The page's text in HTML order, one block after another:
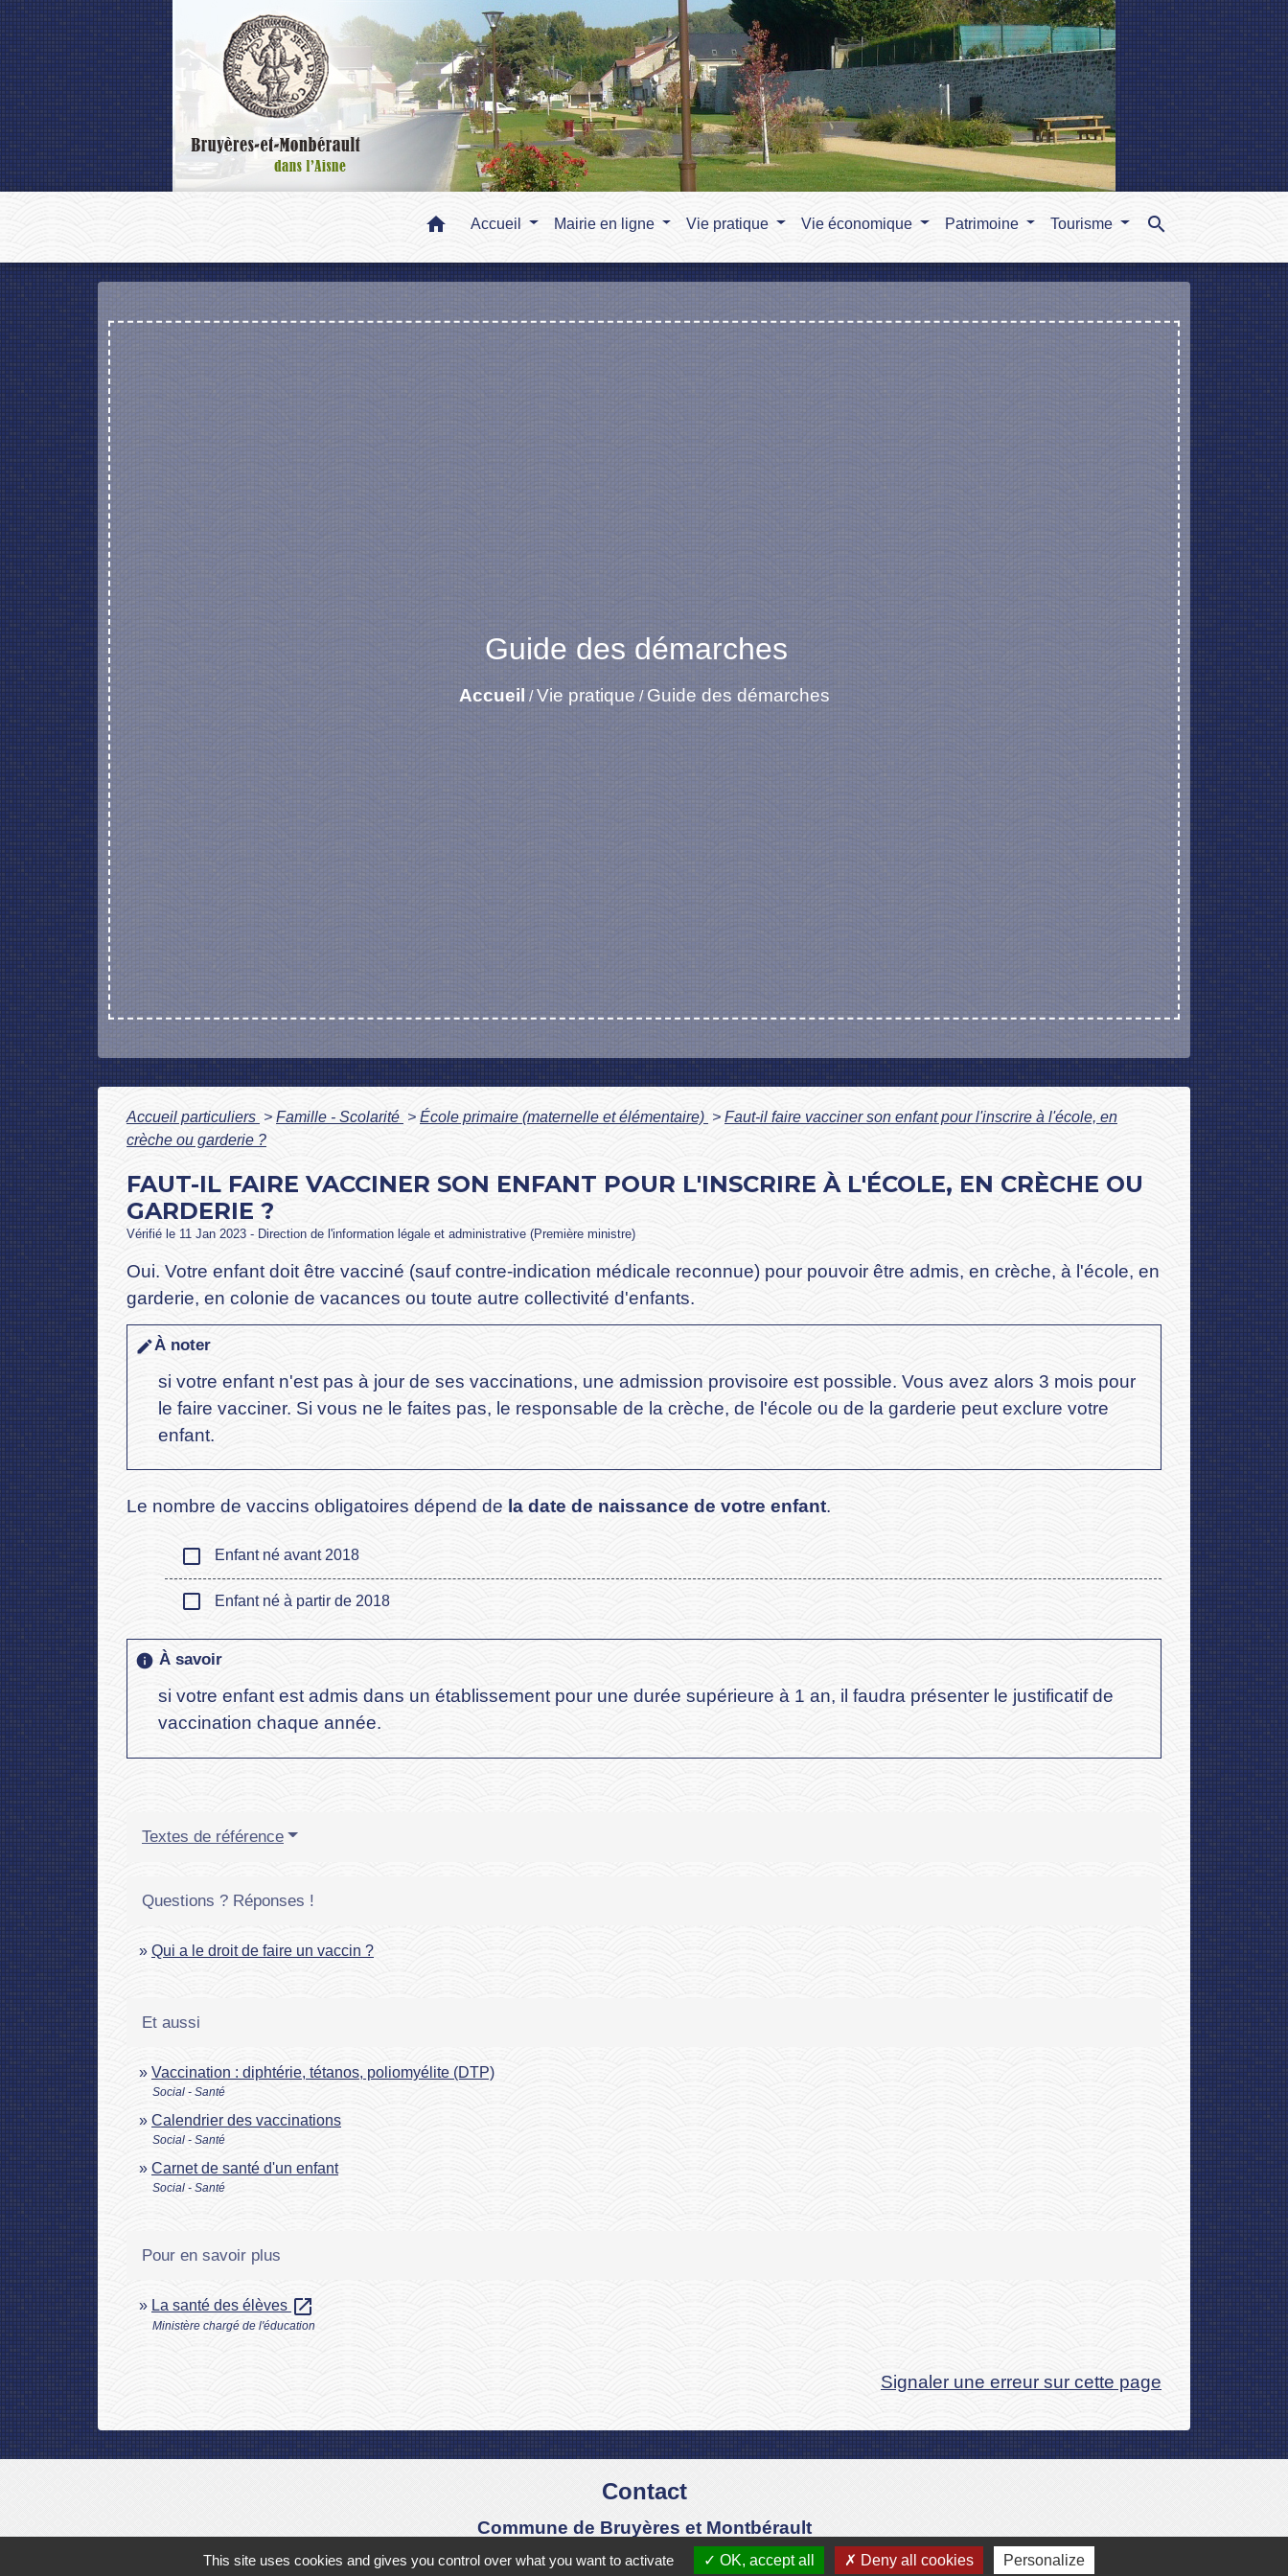
home Accueil Mairie en ligne Vie pratique Vie économique Patrimoine Tourisme search
Guide des démarches
Accueil /Vie pratique / Guide des démarches
Accueil particuliers > Famille - Scolarité > École primaire (maternelle et élémentaire) > Faut-il faire vacciner son enfant pour l'inscrire à l'école, en
crèche ou garderie ?
FAUT-IL FAIRE VACCINER SON ENFANT POUR L'INSCRIRE À L'ÉCOLE, EN CRÈCHE OU
GARDERIE ?
Vérifié le 11 Jan 2023 - Direction de l'information légale et administrative (Première ministre)
Oui. Votre enfant doit être vacciné (sauf contre-indication médicale reconnue) pour pouvoir être admis, en crèche, à l'école, en
garderie, en colonie de vacances ou toute autre collectivité d'enfants.
editÀ noter
si votre enfant n'est pas à jour de ses vaccinations, une admission provisoire est possible. Vous avez alors 3 mois pour
le faire vacciner. Si vous ne le faites pas, le responsable de la crèche, de l'école ou de la garderie peut exclure votre
enfant.
Le nombre de vaccins obligatoires dépend de la date de naissance de votre enfant.
check_box_outline_blank Enfant né avant 2018
check_box_outline_blank Enfant né à partir de 2018
info À savoir
si votre enfant est admis dans un établissement pour une durée supérieure à 1 an, il faudra présenter le justificatif de
vaccination chaque année.
Textes de référence
Questions ? Réponses !
Qui a le droit de faire un vaccin ?
Et aussi
Vaccination : diphtérie, tétanos, poliomyélite (DTP)
Social - Santé
Calendrier des vaccinations
Social - Santé
Carnet de santé d'un enfant
Social - Santé
Pour en savoir plus
La santé des élèves open_in_new
Ministère chargé de l'éducation
Signaler une erreur sur cette page
Contact
Commune de Bruyères et Montbérault
Place du Général de Gaulle
This site uses cookies and gives you control over what you want to activate OK, accept all Deny all cookies Personalize